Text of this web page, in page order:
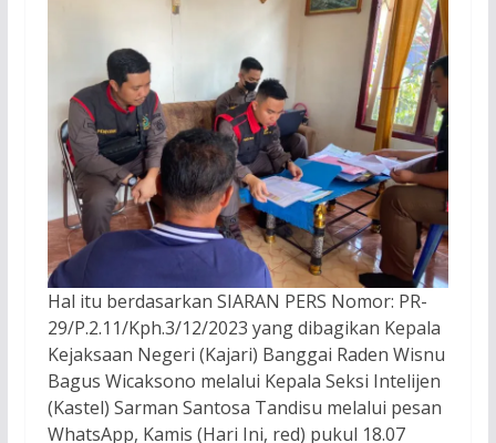
Hal itu berdasarkan SIARAN PERS Nomor: PR-
29/P.2.11/Kph.3/12/2023 yang dibagikan Kepala
Kejaksaan Negeri (Kajari) Banggai Raden Wisnu
Bagus Wicaksono melalui Kepala Seksi Intelijen
(Kastel) Sarman Santosa Tandisu melalui pesan
WhatsApp, Kamis (Hari Ini, red) pukul 18.07